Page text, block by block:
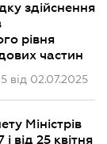
здійснення
рівня
частин
від 02.07.2025
Міністрів
від 25 квітня